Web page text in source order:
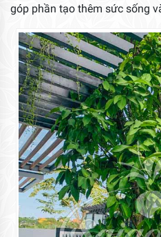
góp phần tạo thêm sức sống